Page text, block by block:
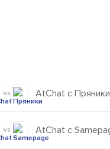
vs AtChat с Пряники
vs AtChat с